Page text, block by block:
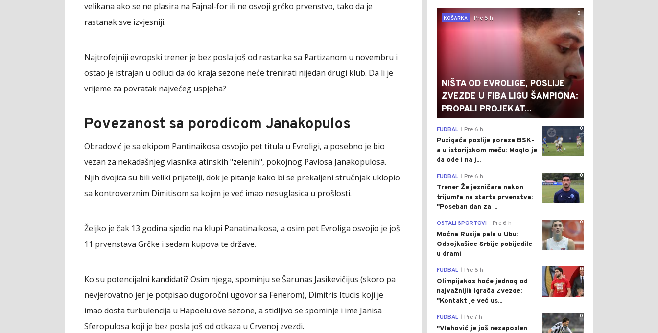
velikana ako se ne plasira na Fajnal-for ili ne osvoji grčko prvenstvo, tako da je
rastanak sve izvjesniji.
Najtrofejniji evropski trener je bez posla još od rastanka sa Partizanom u novembru i
ostao je istrajan u odluci da do kraja sezone neće trenirati nijedan drugi klub. Da li je
vrijeme za povratak najvećeg uspjeha?
Povezanost sa porodicom Janakopulos
Obradović je sa ekipom Pantinaikosa osvojio pet titula u Evroligi, a posebno je bio
vezan za nekadašnjeg vlasnika atinskih "zelenih", pokojnog Pavlosa Janakopulosa.
Njih dvojica su bili veliki prijatelji, dok je pitanje kako bi se prekaljeni stručnjak uklopio
sa kontroverznim Dimitisom sa kojim je već imao nesuglasica u prošlosti.
Željko je čak 13 godina sjedio na klupi Panatinaikosa, a osim pet Evroliga osvojio je još
11 prvenstava Grčke i sedam kupova te države.
Ko su potencijalni kandidati? Osim njega, spominju se Šarunas Jasikevičijus (skoro pa
nevjerovatno jer je potpisao dugoročni ugovor sa Fenerom), Dimitris Itudis koji je
imao dosta turbulencija u Hapoelu ove sezone, a stidljivo se spominje i ime Janisa
Sferopulosa koji je bez posla još od otkaza u Crvenoj zvezdi.
0
KOŠARKA
Pre 6 h
NIŠTA OD EVROLIGE, POSLIJE
ZVEZDE U FIBA LIGU ŠAMPIONA:
PROPALI PROJEKAT...
0
FUDBAL Pre 6 h
Puzigaća poslije poraza BSK-
a u istorijskom meču: Moglo je
da ode i na j...
0
FUDBAL Pre 6 h
Trener Željezničara nakon
trijumfa na startu prvenstva:
"Poseban dan za ...
0
OSTALI SPORTOVI Pre 6 h
Moćna Rusija pala u Ubu:
Odbojkašice Srbije pobijedile
u drami
0
FUDBAL Pre 6 h
Olimpijakos hoće jednog od
najvažnijih igrača Zvezde:
"Kontakt je već us...
0
FUDBAL Pre 7 h
"Vlahović je još nezaposlen